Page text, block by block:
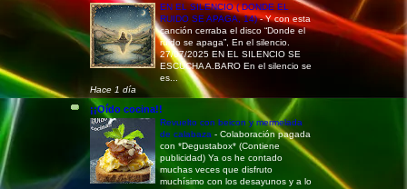
EN EL SILENCIO ( DONDE EL
RUIDO SE APAGA, 14)-Y con esta
canción cerraba el disco “Donde el
ruido se apaga”, En el silencio.
27/07/2025 EN EL SILENCIO SE
ESCUCHA A.BARO En el silencio se
es...
Hace 1 día
¡¡Oído cocina!!
Revuelto con beicon y mermelada
de calabaza - Colaboración pagada
con *Degustabox* (Contiene
publicidad) Ya os he contado
muchas veces que disfruto
muchísimo con los desayunos y a lo